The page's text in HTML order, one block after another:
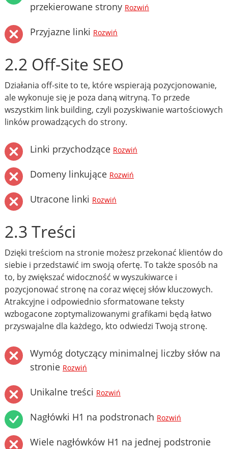
przekierowane strony Rozwiń
Przyjazne linki Rozwiń
2.2 Off-Site SEO
Działania off-site to te, które wspierają pozycjonowanie,
ale wykonuje się je poza daną witryną. To przede
wszystkim link building, czyli pozyskiwanie wartościowych
linków prowadzących do strony.
Linki przychodzące Rozwiń
Domeny linkujące Rozwiń
Utracone linki Rozwiń
2.3 Treści
Dzięki treściom na stronie możesz przekonać klientów do
siebie i przedstawić im swoją ofertę. To także sposób na
to, by zwiększać widoczność w wyszukiwarce i
pozycjonować stronę na coraz więcej słów kluczowych.
Atrakcyjne i odpowiednio sformatowane teksty
wzbogacone zoptymalizowanymi grafikami będą łatwo
przyswajalne dla każdego, kto odwiedzi Twoją stronę.
Wymóg dotyczący minimalnej liczby słów na
stronie Rozwiń
Unikalne treści Rozwiń
Nagłówki H1 na podstronach Rozwiń
Wiele nagłówków H1 na jednej podstronie